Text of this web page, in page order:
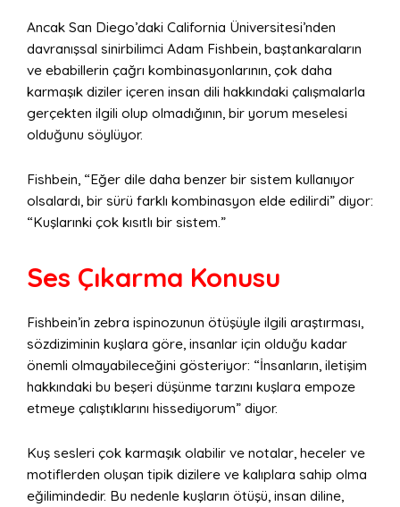
Ancak San Diego’daki California Üniversitesi’nden
davranışsal sinirbilimci Adam Fishbein, baştankaraların
ve ebabillerin çağrı kombinasyonlarının, çok daha
karmaşık diziler içeren insan dili hakkındaki çalışmalarla
gerçekten ilgili olup olmadığının, bir yorum meselesi
olduğunu söylüyor.
Fishbein, “Eğer dile daha benzer bir sistem kullanıyor
olsalardı, bir sürü farklı kombinasyon elde edilirdi” diyor:
“Kuşlarınki çok kısıtlı bir sistem.”
Ses Çıkarma Konusu
Fishbein’in zebra ispinozunun ötüşüyle ilgili araştırması,
sözdiziminin kuşlara göre, insanlar için olduğu kadar
önemli olmayabileceğini gösteriyor: “İnsanların, iletişim
hakkındaki bu beşeri düşünme tarzını kuşlara empoze
etmeye çalıştıklarını hissediyorum” diyor.
Kuş sesleri çok karmaşık olabilir ve notalar, heceler ve
motiflerden oluşan tipik dizilere ve kalıplara sahip olma
eğilimindedir. Bu nedenle kuşların ötüşü, insan diline,